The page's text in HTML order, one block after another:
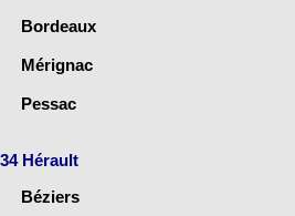
Bordeaux
Mérignac
Pessac
34 Hérault
Béziers